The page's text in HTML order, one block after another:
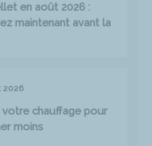
en août 2026 :
maintenant avant la
2026
votre chauffage pour
moins